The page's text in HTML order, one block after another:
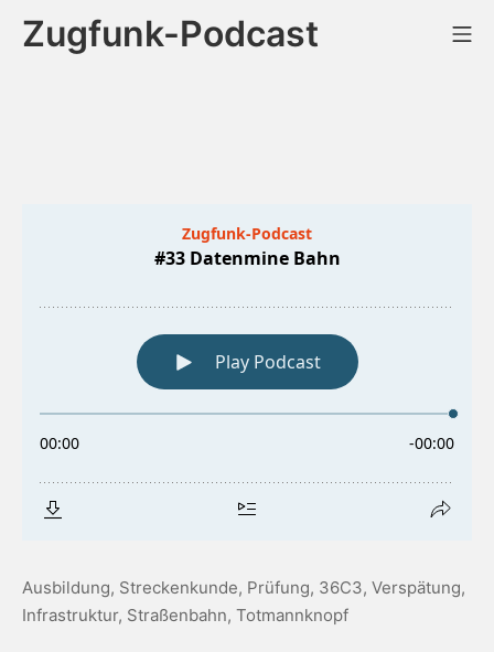
InhaltZugfunk-Podcast
Ausbildung, Streckenkunde, Prüfung, 36C3, Verspätung,
Infrastruktur, Straßenbahn, Totmannknopf